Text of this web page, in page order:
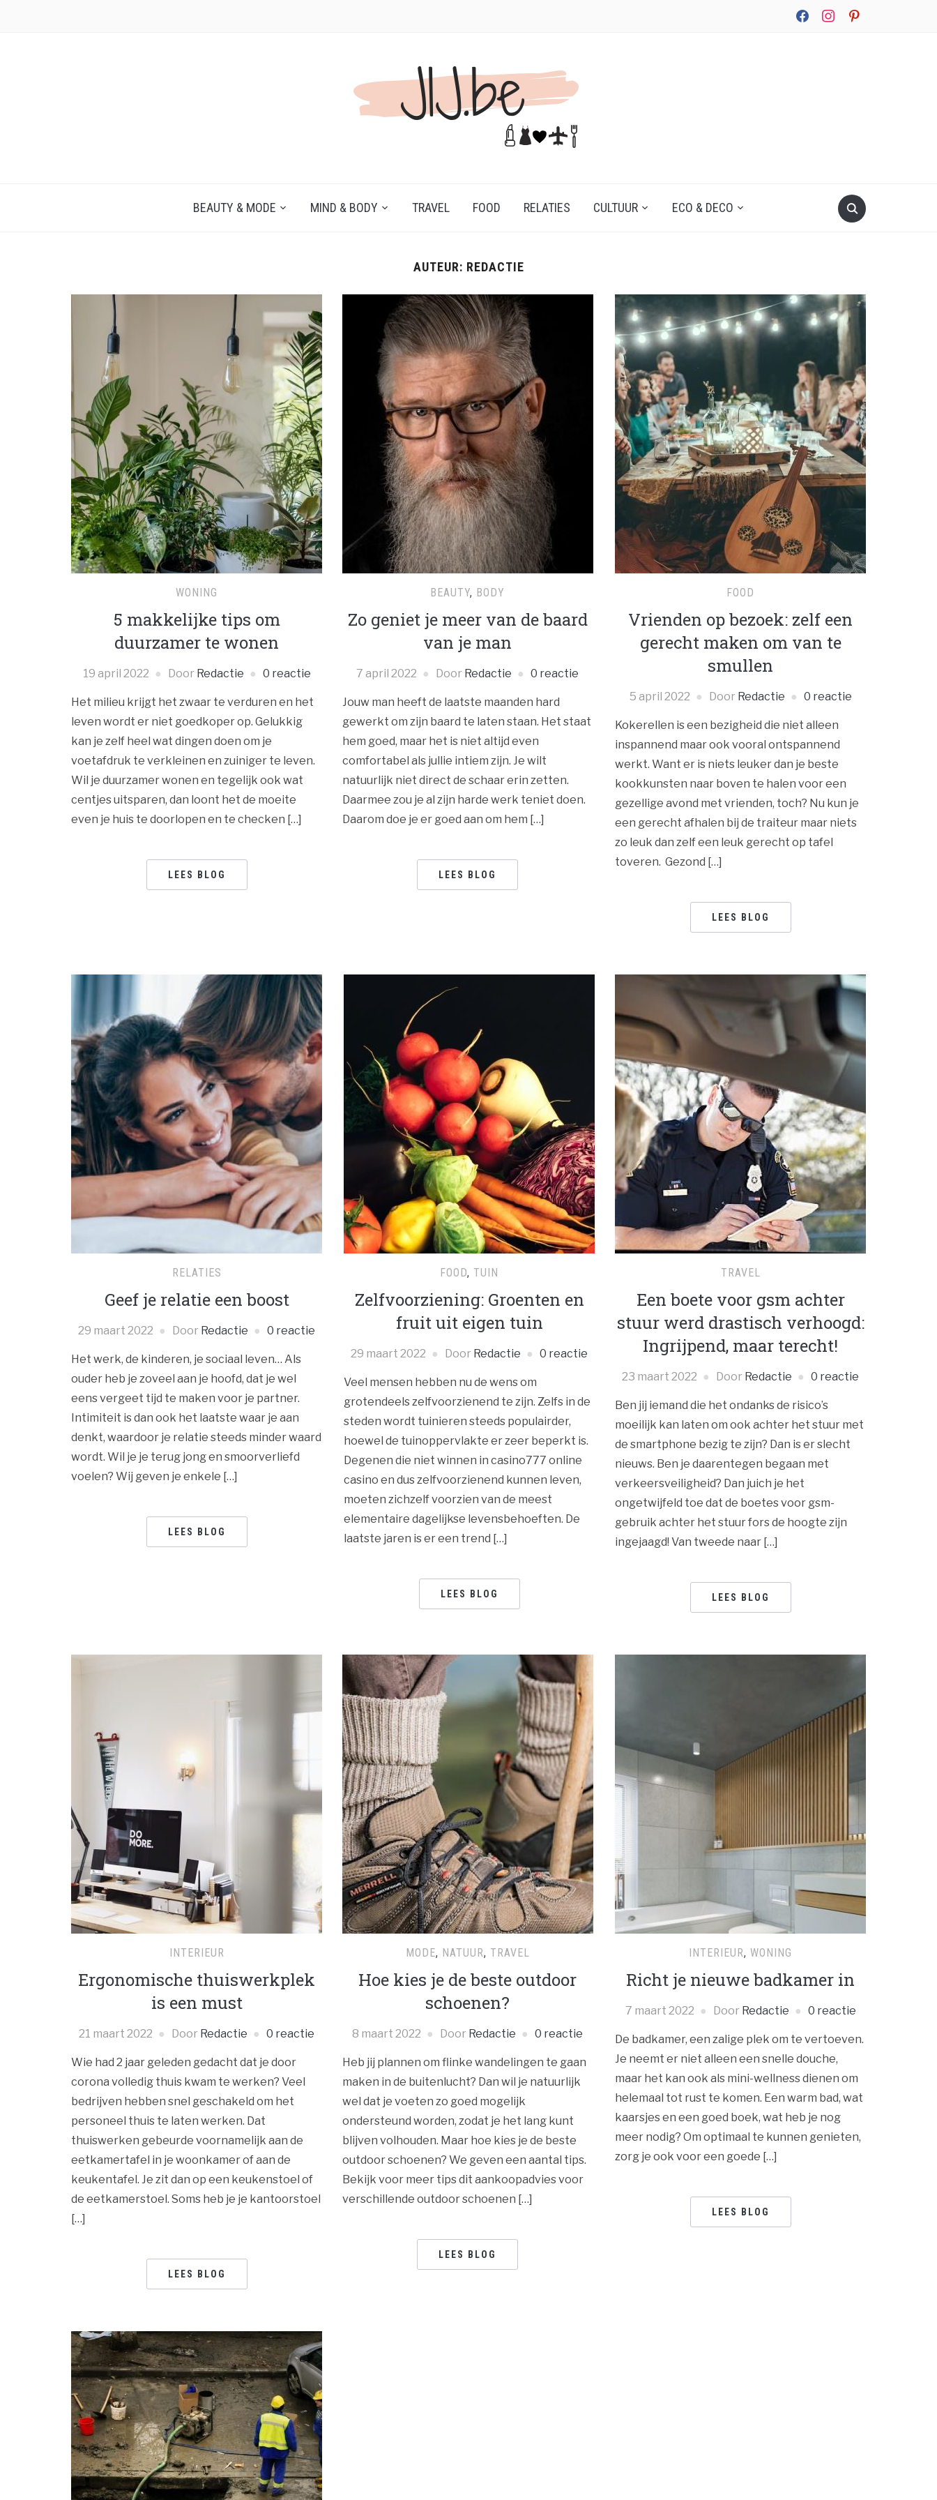
facebookinstagrampinterest
BEAUTY & MODE MIND & BODY TRAVEL FOOD RELATIES CULTUUR ECO & DECO
AUTEUR: REDACTIE
WONING
5 makkelijke tips om
duurzamer te wonen
19 april 2022 Door Redactie 0 reactie
Het milieu krijgt het zwaar te verduren en het
leven wordt er niet goedkoper op. Gelukkig
kan je zelf heel wat dingen doen om je
voetafdruk te verkleinen en zuiniger te leven.
Wil je duurzamer wonen en tegelijk ook wat
centjes uitsparen, dan loont het de moeite
even je huis te doorlopen en te checken […]
LEES BLOG
BEAUTY, BODY
Zo geniet je meer van de baard
van je man
7 april 2022 Door Redactie 0 reactie
Jouw man heeft de laatste maanden hard
gewerkt om zijn baard te laten staan. Het staat
hem goed, maar het is niet altijd even
comfortabel als jullie intiem zijn. Je wilt
natuurlijk niet direct de schaar erin zetten.
Daarmee zou je al zijn harde werk teniet doen.
Daarom doe je er goed aan om hem […]
LEES BLOG
FOOD
Vrienden op bezoek: zelf een
gerecht maken om van te
smullen
5 april 2022 Door Redactie 0 reactie
Kokerellen is een bezigheid die niet alleen
inspannend maar ook vooral ontspannend
werkt. Want er is niets leuker dan je beste
kookkunsten naar boven te halen voor een
gezellige avond met vrienden, toch? Nu kun je
een gerecht afhalen bij de traiteur maar niets
zo leuk dan zelf een leuk gerecht op tafel
toveren. Gezond […]
LEES BLOG
RELATIES
Geef je relatie een boost
29 maart 2022 Door Redactie 0 reactie
Het werk, de kinderen, je sociaal leven… Als
ouder heb je zoveel aan je hoofd, dat je wel
eens vergeet tijd te maken voor je partner.
Intimiteit is dan ook het laatste waar je aan
denkt, waardoor je relatie steeds minder waard
wordt. Wil je je terug jong en smoorverliefd
voelen? Wij geven je enkele […]
LEES BLOG
FOOD, TUIN
Zelfvoorziening: Groenten en
fruit uit eigen tuin
29 maart 2022 Door Redactie 0 reactie
Veel mensen hebben nu de wens om
grotendeels zelfvoorzienend te zijn. Zelfs in de
steden wordt tuinieren steeds populairder,
hoewel de tuinoppervlakte er zeer beperkt is.
Degenen die niet winnen in casino777 online
casino en dus zelfvoorzienend kunnen leven,
moeten zichzelf voorzien van de meest
elementaire dagelijkse levensbehoeften. De
laatste jaren is er een trend […]
LEES BLOG
TRAVEL
Een boete voor gsm achter
stuur werd drastisch verhoogd:
Ingrijpend, maar terecht!
23 maart 2022 Door Redactie 0 reactie
Ben jij iemand die het ondanks de risico’s
moeilijk kan laten om ook achter het stuur met
de smartphone bezig te zijn? Dan is er slecht
nieuws. Ben je daarentegen begaan met
verkeersveiligheid? Dan juich je het
ongetwijfeld toe dat de boetes voor gsm-
gebruik achter het stuur fors de hoogte zijn
ingejaagd! Van tweede naar […]
LEES BLOG
INTERIEUR
Ergonomische thuiswerkplek
is een must
21 maart 2022 Door Redactie 0 reactie
Wie had 2 jaar geleden gedacht dat je door
corona volledig thuis kwam te werken? Veel
bedrijven hebben snel geschakeld om het
personeel thuis te laten werken. Dat
thuiswerken gebeurde voornamelijk aan de
eetkamertafel in je woonkamer of aan de
keukentafel. Je zit dan op een keukenstoel of
de eetkamerstoel. Soms heb je je kantoorstoel
[…]
LEES BLOG
MODE, NATUUR, TRAVEL
Hoe kies je de beste outdoor
schoenen?
8 maart 2022 Door Redactie 0 reactie
Heb jij plannen om flinke wandelingen te gaan
maken in de buitenlucht? Dan wil je natuurlijk
wel dat je voeten zo goed mogelijk
ondersteund worden, zodat je het lang kunt
blijven volhouden. Maar hoe kies je de beste
outdoor schoenen? We geven een aantal tips.
Bekijk voor meer tips dit aankoopadvies voor
verschillende outdoor schoenen […]
LEES BLOG
INTERIEUR, WONING
Richt je nieuwe badkamer in
7 maart 2022 Door Redactie 0 reactie
De badkamer, een zalige plek om te vertoeven.
Je neemt er niet alleen een snelle douche,
maar het kan ook als mini-wellness dienen om
helemaal tot rust te komen. Een warm bad, wat
kaarsjes en een goed boek, wat heb je nog
meer nodig? Om optimaal te kunnen genieten,
zorg je ook voor een goede […]
LEES BLOG